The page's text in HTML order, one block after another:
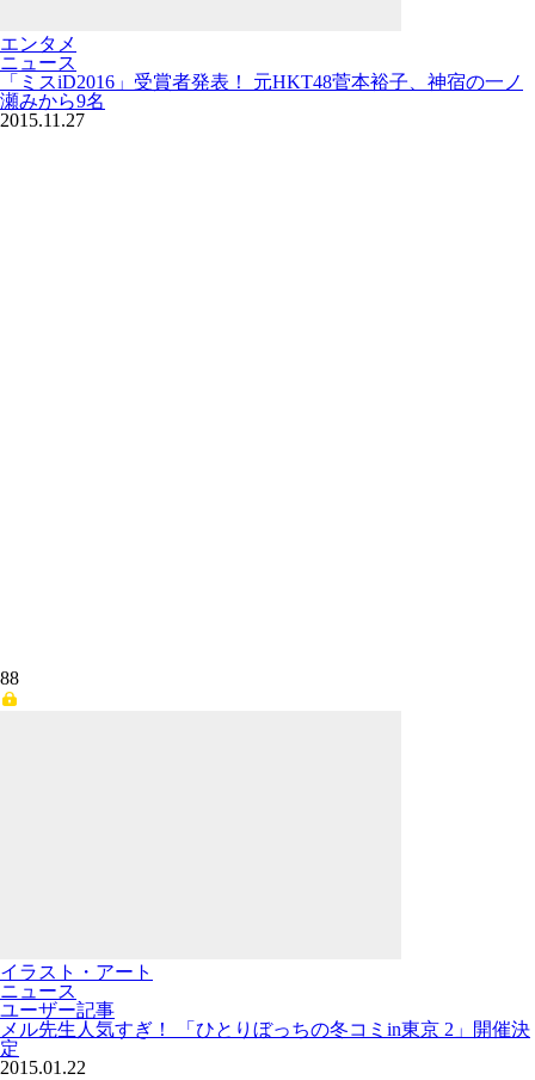
エンタメ
ニュース
「ミスiD2016」受賞者発表！ 元HKT48菅本裕子、神宿の一ノ
瀬みから9名
2015.11.27
88
イラスト・アート
ニュース
ユーザー記事
メル先生人気すぎ！ 「ひとりぼっちの冬コミin東京 2」開催決
定
2015.01.22